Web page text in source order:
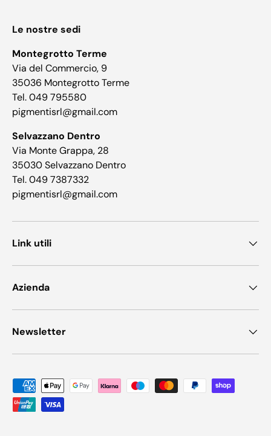
Le nostre sedi
Montegrotto Terme
Via del Commercio, 9
35036 Montegrotto Terme
Tel. 049 795580
pigmentisrl@gmail.com
Selvazzano Dentro
Via Monte Grappa, 28
35030 Selvazzano Dentro
Tel. 049 7387332
pigmentisrl@gmail.com
Link utili
Azienda
Newsletter
Metodi di pagamento accettati